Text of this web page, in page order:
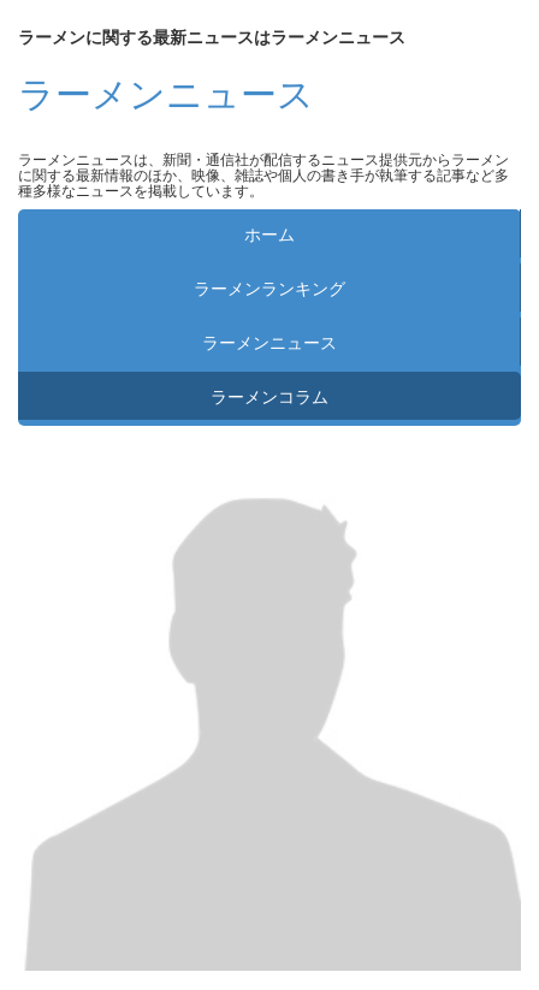
ラーメンに関する最新ニュースはラーメンニュース
ラーメンニュース
ラーメンニュースは、新聞・通信社が配信するニュース提供元からラーメン
に関する最新情報のほか、映像、雑誌や個人の書き手が執筆する記事など多
種多様なニュースを掲載しています。
ホーム
ラーメンランキング
ラーメンニュース
ラーメンコラム